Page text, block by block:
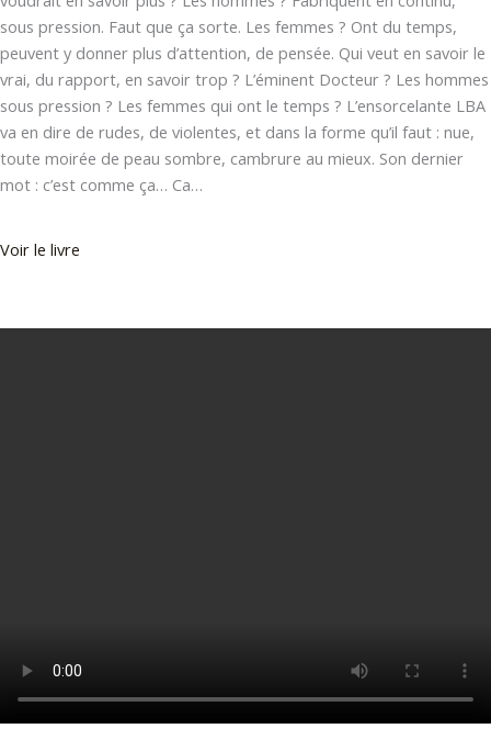
sous pression. Faut que ça sorte. Les femmes ? Ont du temps,
peuvent y donner plus d’attention, de pensée. Qui veut en savoir le
vrai, du rapport, en savoir trop ? L’éminent Docteur ? Les hommes
sous pression ? Les femmes qui ont le temps ? L’ensorcelante LBA
va en dire de rudes, de violentes, et dans la forme qu’il faut : nue,
toute moirée de peau sombre, cambrure au mieux. Son dernier
mot : c’est comme ça… Ca…
Voir le livre